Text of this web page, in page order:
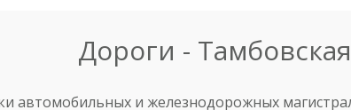
Дороги -
автомобильных и железнодорожных